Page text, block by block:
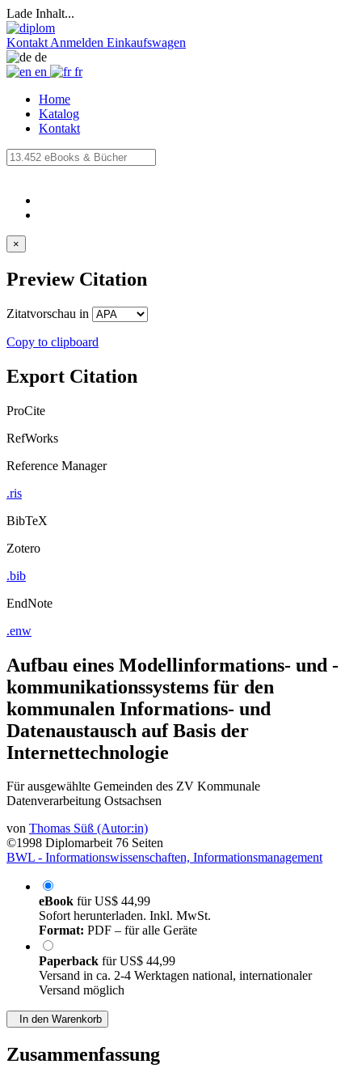
Lade Inhalt...
Kontakt Anmelden Einkaufswagen
de
en
fr
Home
Katalog
Kontakt
×
Preview Citation
Zitatvorschau in
Copy to clipboard
Export Citation
ProCite
RefWorks
Reference Manager
.ris
BibTeX
Zotero
.bib
EndNote
.enw
Aufbau eines Modellinformations- und -
kommunikationssystems für den
kommunalen Informations- und
Datenaustausch auf Basis der
Internettechnologie
Für ausgewählte Gemeinden des ZV Kommunale
Datenverarbeitung Ostsachsen
von Thomas Süß (Autor:in)
©1998 Diplomarbeit 76 Seiten
BWL - Informationswissenschaften, Informationsmanagement
eBook fürUS$ 44,99
Sofort herunterladen. Inkl. MwSt.
Format: PDF – für alle Geräte
Paperback fürUS$ 44,99
Versand in ca. 2-4 Werktagen national, internationaler
Versand möglich
In den Warenkorb
Zusammenfassung